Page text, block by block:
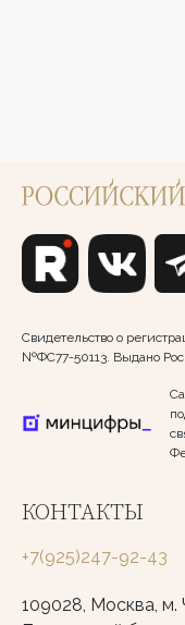
Свидетельство о
№ФС77-50113. Выдано
КОНТАКТЫ
+7(925)247-92-43
109028, Москва, м.